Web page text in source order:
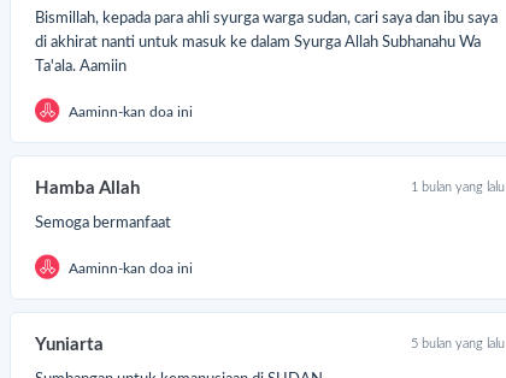
Perlengkapan dasarbagi anak-anak dan pengungsi.
apa pun donasimu,
dengan cara
Bismillah, kepada para ahli syurga warga sudan, cari saya dan ibu saya
di akhirat nanti untuk masuk ke dalam Syurga Allah Subhanahu Wa
Ta'ala. Aamiin
Aaminn-kan doa ini
Hamba Allah 1 bulan yang lalu
Semoga bermanfaat
Aaminn-kan doa ini
Yuniarta 5 bulan yang lalu